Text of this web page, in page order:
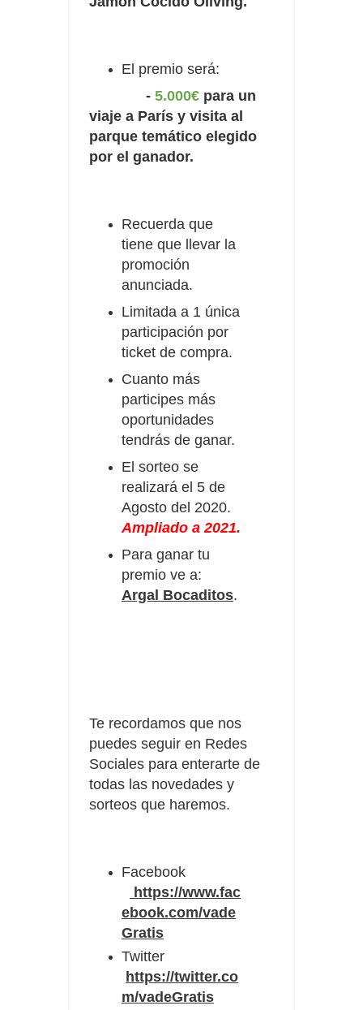
El premio será:
- 5.000€ para un
viaje a París y visita al
parque temático elegido
por el ganador.
Recuerda que
tiene que llevar la
promoción
anunciada.
Limitada a 1 única
participación por
ticket de compra.
Cuanto más
participes más
oportunidades
tendrás de ganar.
El sorteo se
realizará el 5 de
Agosto del 2020.
Ampliado a 2021.
Para ganar tu
premio ve a:
Argal Bocaditos.
Te recordamos que nos
puedes seguir en Redes
Sociales para enterarte de
todas las novedades y
sorteos que haremos.
Facebook
https://www.fac
ebook.com/vade
Gratis
Twitter
https://twitter.co
m/vadeGratis